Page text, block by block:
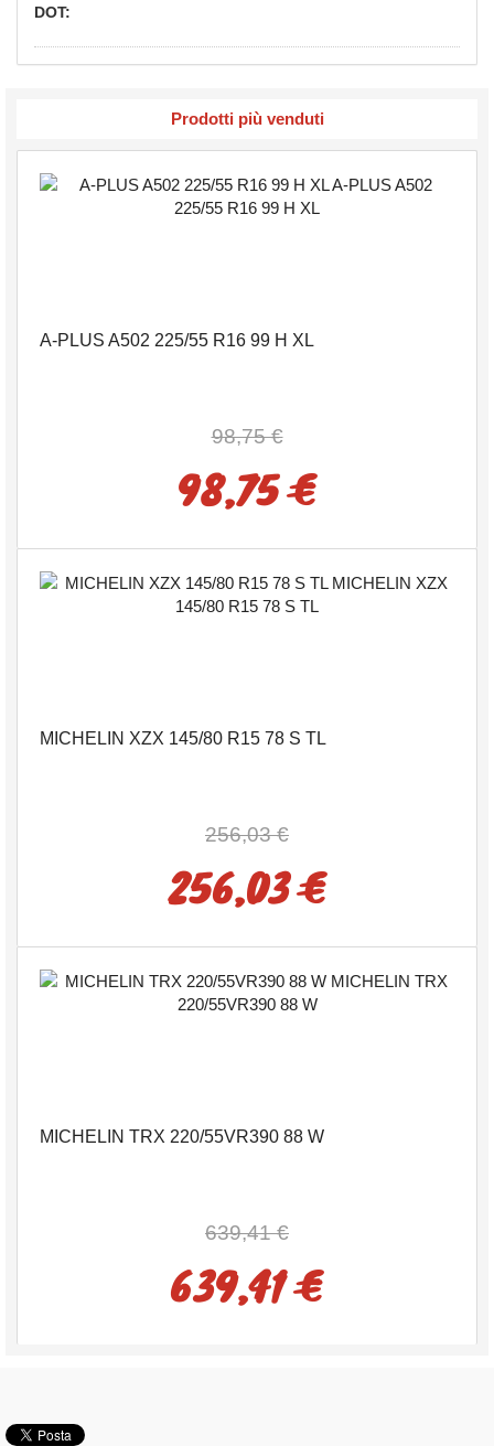
DOT:
Prodotti più venduti
A-PLUS A502 225/55 R16 99 H XL
98,75 €
98,75 €
MICHELIN XZX 145/80 R15 78 S TL
256,03 €
256,03 €
MICHELIN TRX 220/55VR390 88 W
639,41 €
639,41 €